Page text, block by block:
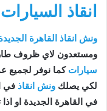
انقاذ
ونش انقاذ القاهرة
ومستعدون لاي ظروف
سيارات كما نوفر لجميع
لكي يصلك ونش انقاذ
في القاهرة الجديدة او